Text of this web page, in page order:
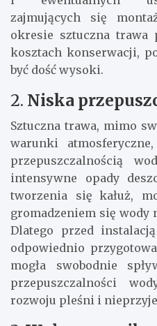
zajmujących się
okresie sztuczna trawa
kosztach konserwacji,
być dość wysoki.
2. Niska
Sztuczna trawa, mimo
warunki
przepuszczalnością
intensywne opady
tworzenia się kałuż,
gromadzeniem się
Dlatego przed
odpowiednio
mogła swobodnie
przepuszczalności
rozwoju pleśni i